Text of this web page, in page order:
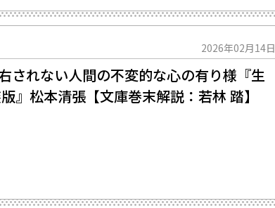
2026年02月14日
されない人間の不変的な心の有り様――『生
』松本清張【文庫巻末解説：若林 踏】